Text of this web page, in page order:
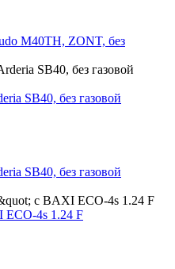
M40ТН, ZONT, без
SB40, без газовой
SB40, без газовой
4s 1.24 F